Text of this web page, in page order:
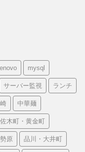
mysql
サーバー監視 ランチ
中華麺
木町・黄金町
原 品川・大井町